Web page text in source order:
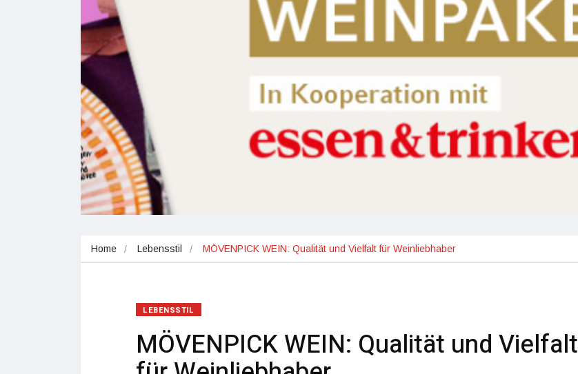
Home Lebensstil MÖVENPICK WEIN: Qualität und Vielfalt für Weinliebhaber
LEBENSSTIL
MÖVENPICK WEIN: Qualität und Vielfalt